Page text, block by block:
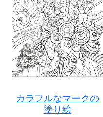
カラフルなマークの
塗り絵